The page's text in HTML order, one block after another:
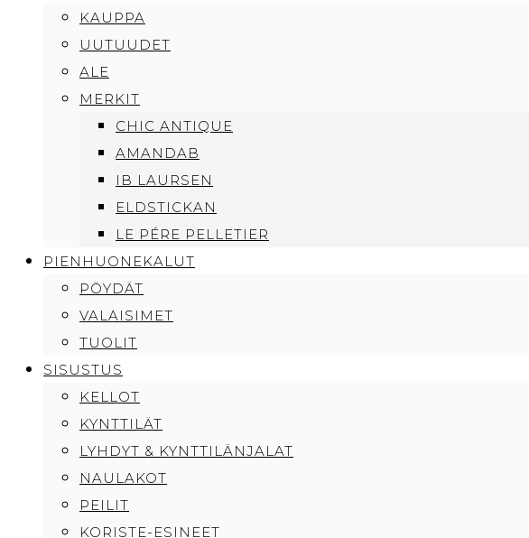
KAUPPA
UUTUUDET
ALE
MERKIT
CHIC ANTIQUE
AMANDAB
IB LAURSEN
ELDSTICKAN
LE PÉRE PELLETIER
PIENHUONEKALUT
PÖYDÄT
VALAISIMET
TUOLIT
SISUSTUS
KELLOT
KYNTTILÄT
LYHDYT & KYNTTILÄNJALAT
NAULAKOT
PEILIT
KORISTE-ESINEET